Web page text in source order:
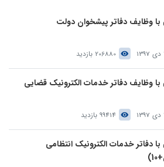
با وظایف دفاتر پیشخوان دولت
206880 بازدید
با وظایف دفاتر خدمات الکترونیک قضایی
99414 بازدید
با دفاتر خدمات الکترونیک انتظامی